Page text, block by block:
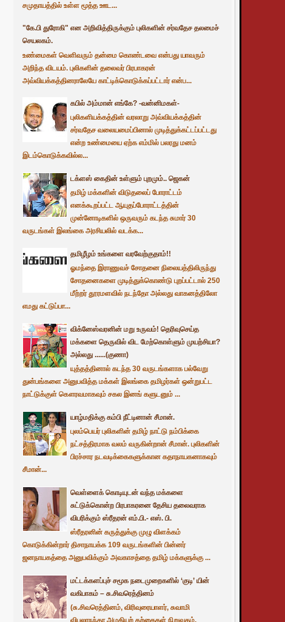
சமுதாயத்தில் உள்ள மூத்த ஊட...
"கே.பி துரோகி" என அறிவித்திருக்கும் புலிகளின் சர்வதேச தலமைச்
செயலகம்.
உண்மைகள் வெளிவரும் தன்மை கொண்டவை என்பது யாவரும்
அறிந்த விடயம். புலிகளின் தலைவர் பிரபாகரன்
அவ்வியக்கத்தினராலேயே காட்டிக்கொடுக்கப்பட்டார் என்ப...
கபில் அம்மான் எங்கே? -வன்னிமகள்-
புலிகளியக்கத்தின் வரலாறு அவ்வியக்கத்தின்
சர்வதேச வலையமைப்பினால் முடித்துக்கட்டப்பட்டது
என்ற உண்மையை ஏற்க எம்மில் பலரது மனம்
இடம்கொடுக்கவில்ல...
டக்ளஸ் கைதின் உள்ளும் புறமும்.. ஜெகன்
தமிழ் மக்களின் விடுதலைப் போராட்டம்
எனக்கூறப்பட்ட ஆயுதப்போராட்டத்தின்
முன்னோடிகளில் ஒருவரும் கடந்த சுமார் 30
வருடங்கள் இலங்கை அரசியலில் வடக்க...
தமிழீழம் உங்களை வரவேற்குதாம்!!
ஓமந்தை இராணுவச் சோதனை நிலையத்திலிருந்து
சோதனைகளை முடித்துக்கொண்டு புறப்பட்டால் 250
மீற்றர் தூரமளவில் நடந்தோ அல்லது வாகனத்திலோ
எமது கட்டுப்பா...
விக்னேஸ்வரனின் மறு உருவம்! தெரிவுசெய்த
மக்களை தெருவில் விட மேற்கொள்ளும் முயற்சியா?
அல்லது ......(குணா)
யுத்தத்தினால் கடந்த 30 வருடங்களாக பல்வேறு
துன்பங்களை அனுபவித்த மக்கள் இலங்கை தமிழர்கள் ஒன்றுபட்ட
நாட்டுக்குள் கௌரவமாகவும் சகல இனங் களுடனும் ...
யாழ்மதிக்கு கம்பி நீட்டினான் சீமான்.
புலம்பெயர் புலிகளின் தமிழ் நாட்டு நம்பிக்கை
நட்சத்திரமாக வலம் வருகின்றான் சீமான். புலிகளின்
பிரச்சார நடவடிக்கைகளுக்கான கதாநாயகனாகவும்
சீமான்...
வெள்ளைக் கொடியுடன் வந்த மக்களை
சுட்டுக்கொன்ற பிரபாகரனை தேசிய தலைவராக
விபரிக்கும் ஸ்ரீதரன் எம்.பி.- எஸ். பி.
ஸ்ரீதரனின் கருத்துக்கு முழு விளக்கம்
கொடுக்கின்றார் திசாநாயக்க 109 வருடங்களின் பின்னர்
ஜனநாயகத்தை அனுபவிக்கும் அவகாசத்தை தமிழ் மக்களுக்கு ...
மட்டக்களப்புச் சமூக நடைமுறைகளில் ‘குடி’ யின்
வகிபாகம் – சு.சிவரெத்தினம்
(சு.சிவரெத்தினம், விரிவுரையாளர், சுவாமி
விபுலாநந்தா அழகியற் கற்கைகள் நிறுவகம்,